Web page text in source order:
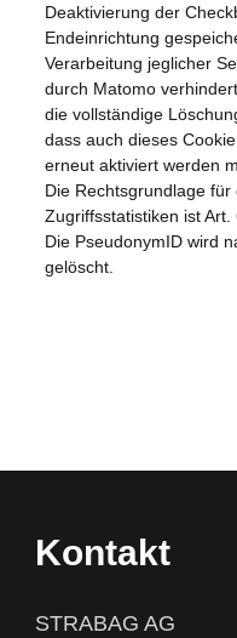
Deaktivierung der
Endeinrichtung
Verarbeitung jeglicher
durch Matomo
die vollständige
dass auch dieses
erneut aktiviert werden
Die Rechtsgrundlage
Zugriffsstatistiken ist Art.
Die PseudonymID wird
gelöscht.
Kontakt
STRABAG AG